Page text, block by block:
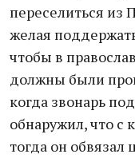
переселиться из
желая
чтобы в
должны были
когда звонарь
обнаружил, что с
тогда он обвязал